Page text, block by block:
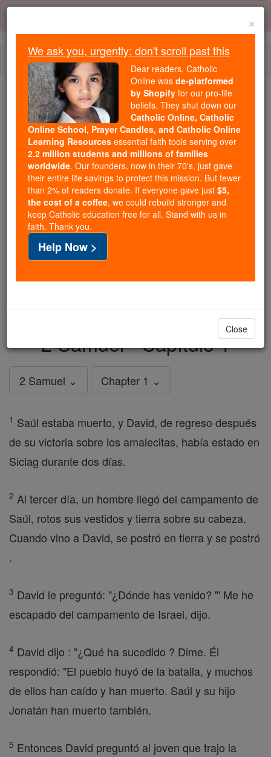
Skip
content
We ask you, urgently: don't scroll past this
Dear readers, Catholic Online
wasde-platformed by Shopify
for our pro-life beliefs. They
shut down ourCatholic
Online, Catholic Online School, Prayer Candles, and
Catholic Online Learning Resourcesessential faith
tools serving over2.2 million students and millions of
families worldwide. Our founders, now in their 70's,
just gave their entire life savings to protect this mission.
But fewer than 2% of readers donate. If everyone gave
just$5, the cost of a coffee, we could rebuild stronger
in faith. Thank you.DONATE TODAY >
2 Samuel - Capítulo 1
2 Samuel ⌄ Chapter 1 ⌄
1 Saúl estaba muerto, y David, de regreso después
de su victoria sobre los amalecitas, había estado en
Siclag durante dos días.
2 Al tercer día, un hombre llegó del campamento de
Saúl, rotos sus vestidos y tierra sobre su cabeza.
Cuando vino a David, se postró en tierra y se postró
.
3 David le preguntó: "¿Dónde has venido? "' Me he
escapado del campamento de Israel, dijo.
4 David dijo : "¿Qué ha sucedido ? Dime. Él
respondió: "El pueblo huyó de la batalla, y muchos
de ellos han caído y han muerto. Saúl y su hijo
Jonatán han muerto también.
5 Entonces David preguntó al joven que trajo la
×
We ask you, urgently: don't scroll past this
Dear readers, Catholic
Online was de-platformed
by Shopify for our pro-life
beliefs. They shut down our
Catholic Online, Catholic
Online School, Prayer Candles, and Catholic Online
Learning Resources essential faith tools serving over
2.2 million students and millions of families
worldwide. Our founders, now in their 70's, just gave
their entire life savings to protect this mission. But fewer
than 2% of readers donate. If everyone gave just $5,
the cost of a coffee, we could rebuild stronger and
keep Catholic education free for all. Stand with us in
faith. Thank you.
Help Now >
Close